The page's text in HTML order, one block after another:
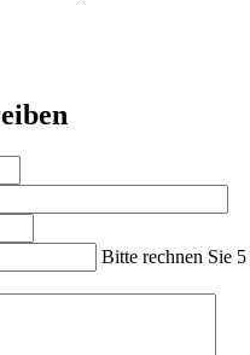
Bitte rechnen Sie 5